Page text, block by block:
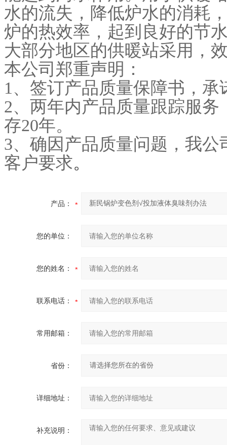
水的流失，降低炉水的消耗
炉的热效率，起到良好的节
大部分地区的供暖站采用，
本公司郑重声明：
1 、签订产品质量保障书，
2、两年内产品质量跟踪服
存20年。
3、确因产品质量问题，我
客户要求。
产品：
您的单位：
您的姓名：
联系电话：
常用邮箱：
省份：
详细地址：
补充说明：